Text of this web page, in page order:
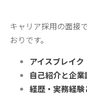
キャリア採用の面接
おりです。
アイスブレイク
自己紹介と企業
経歴・実務経